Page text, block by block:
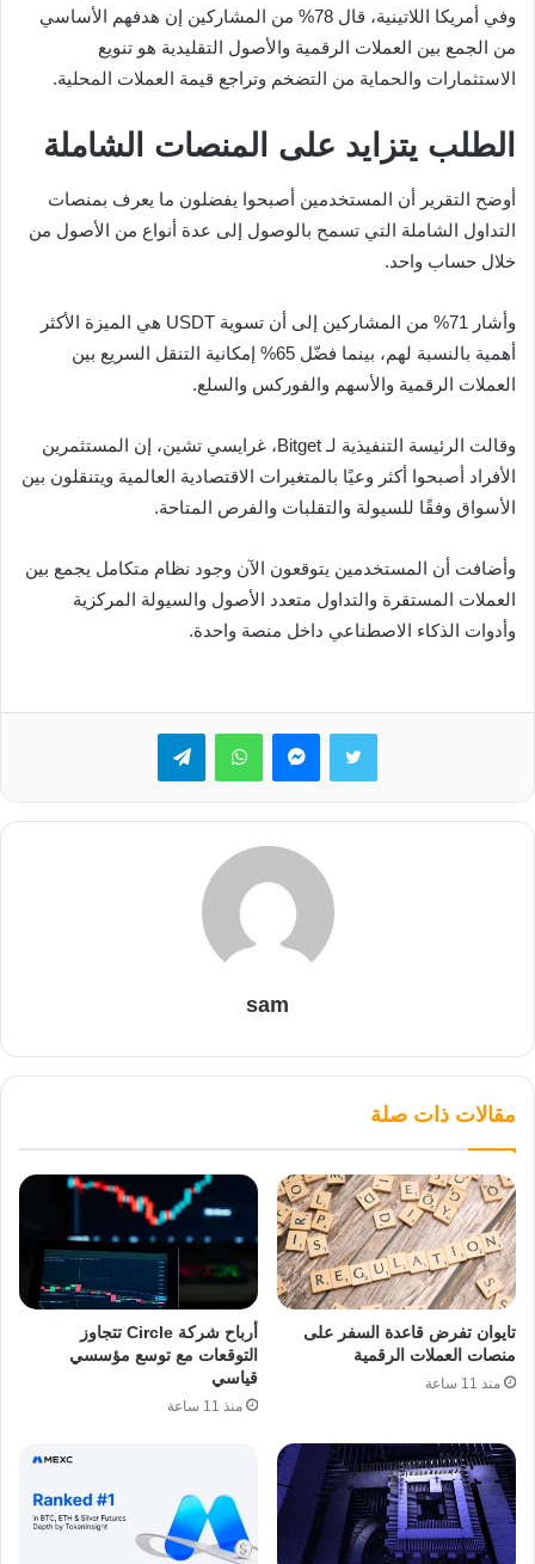
وفي أمريكا اللاتينية، قال 78% من المشاركين إن هدفهم الأساسي
من الجمع بين العملات الرقمية والأصول التقليدية هو تنويع
الاستثمارات والحماية من التضخم وتراجع قيمة العملات المحلية.
الطلب يتزايد على المنصات الشاملة
أوضح التقرير أن المستخدمين أصبحوا يفضلون ما يعرف بمنصات
التداول الشاملة التي تسمح بالوصول إلى عدة أنواع من الأصول من
خلال حساب واحد.
وأشار 71% من المشاركين إلى أن تسوية USDT هي الميزة الأكثر
أهمية بالنسبة لهم، بينما فضّل 65% إمكانية التنقل السريع بين
العملات الرقمية والأسهم والفوركس والسلع.
وقالت الرئيسة التنفيذية لـ Bitget، غرايسي تشين، إن المستثمرين
الأفراد أصبحوا أكثر وعيًا بالمتغيرات الاقتصادية العالمية ويتنقلون بين
الأسواق وفقًا للسيولة والتقلبات والفرص المتاحة.
وأضافت أن المستخدمين يتوقعون الآن وجود نظام متكامل يجمع بين
العملات المستقرة والتداول متعدد الأصول والسيولة المركزية
وأدوات الذكاء الاصطناعي داخل منصة واحدة.
تويتر ماسنجرواتساب تيلقرام
sam
مقالات ذات صلة
تايوان تفرض قاعدة السفر على
منصات العملات الرقمية
منذ 11 ساعة
أرباح شركة Circle تتجاوز
التوقعات مع توسع مؤسسي
قياسي
منذ 11 ساعة